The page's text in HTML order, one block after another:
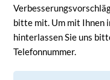
bitte mit. Um mit Ihnen
hinterlassen Sie uns
Telefonnummer.